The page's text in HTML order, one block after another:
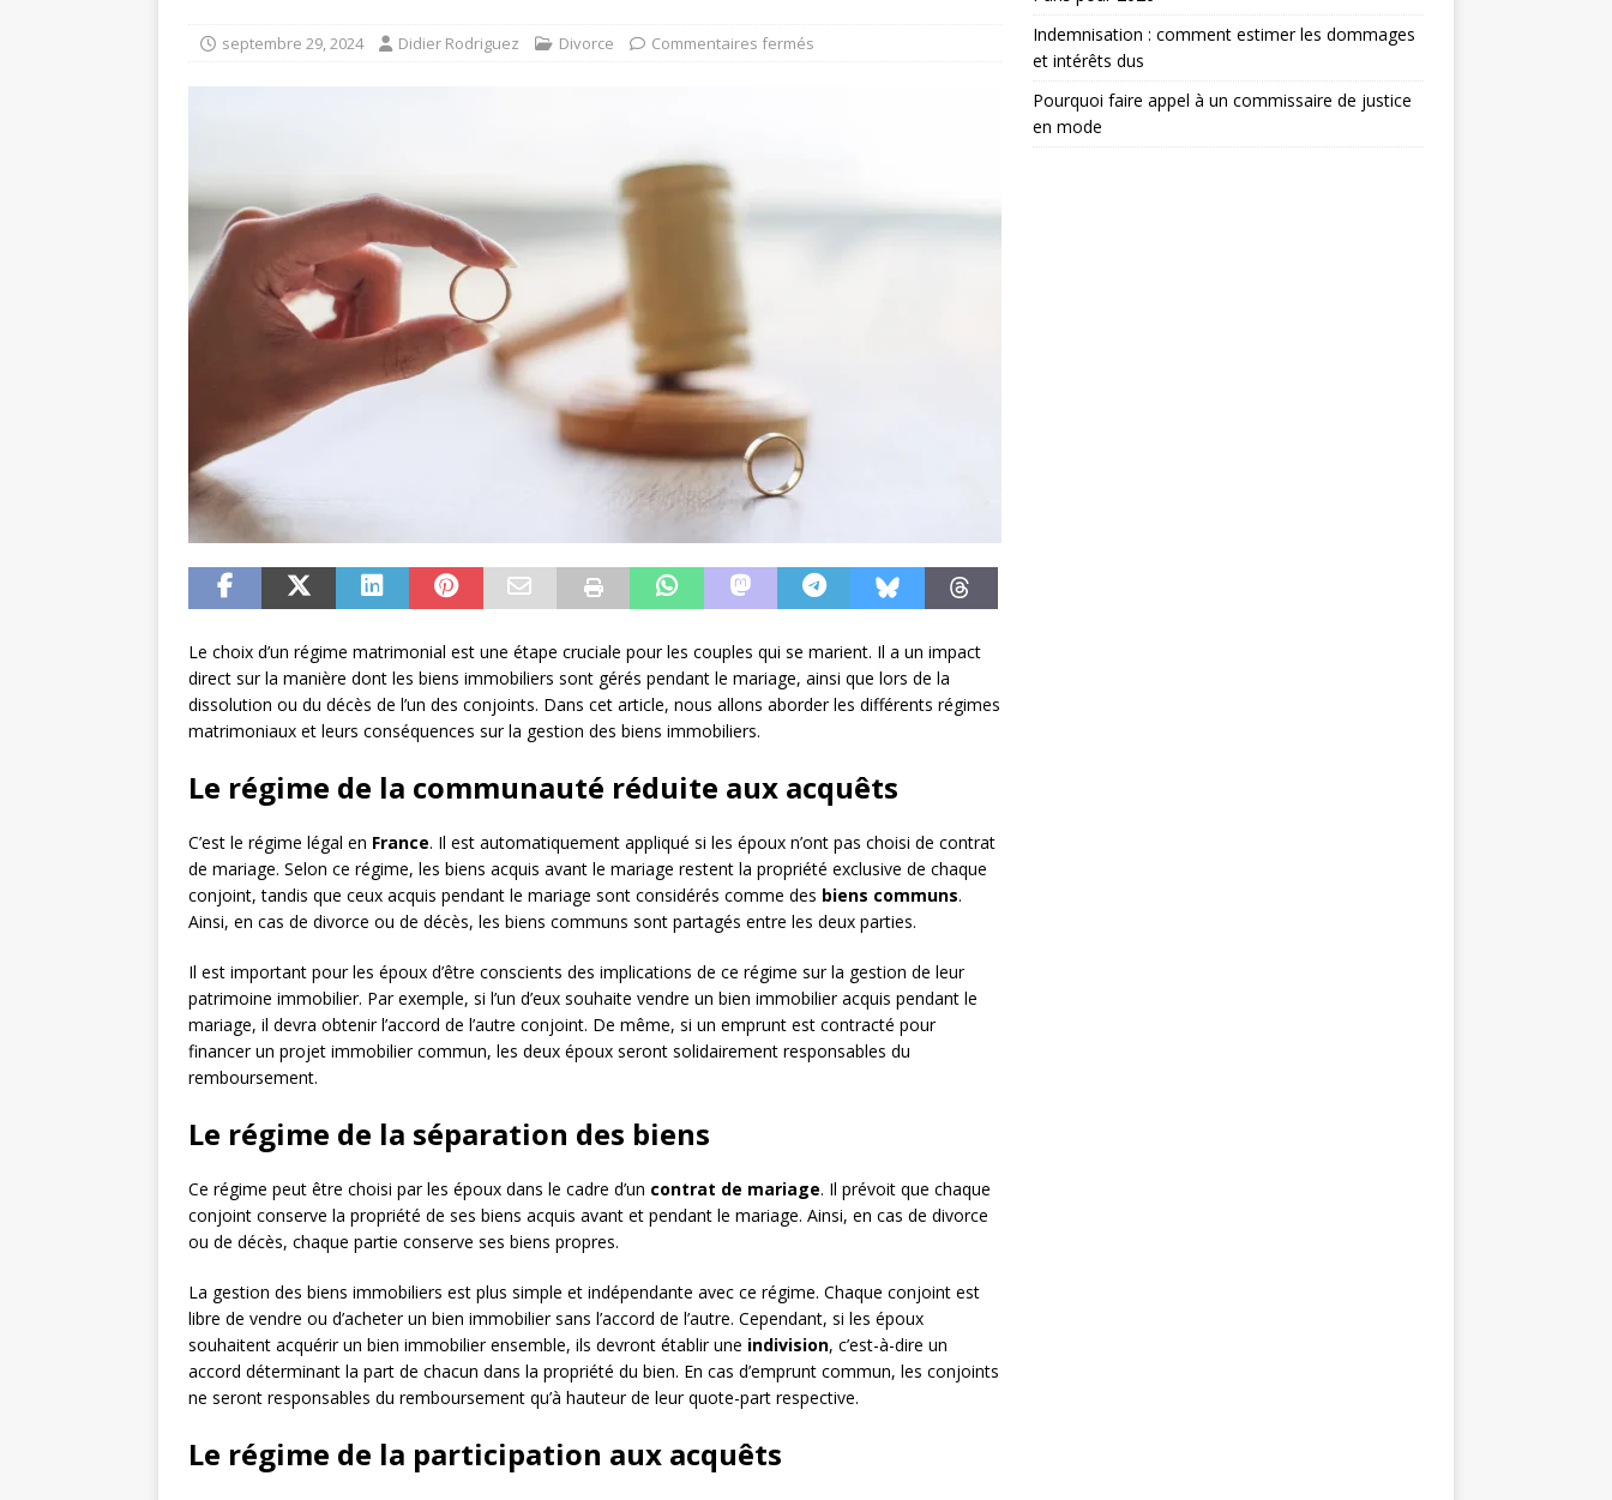
septembre 29, 2024 Didier Rodriguez Divorce Commentaires fermés
Le choix d’un régime matrimonial est une étape cruciale pour les couples qui se marient. Il a un impact
direct sur la manière dont les biens immobiliers sont gérés pendant le mariage, ainsi que lors de la
dissolution ou du décès de l’un des conjoints. Dans cet article, nous allons aborder les différents régimes
matrimoniaux et leurs conséquences sur la gestion des biens immobiliers.
Le régime de la communauté réduite aux acquêts
C’est le régime légal en France. Il est automatiquement appliqué si les époux n’ont pas choisi de contrat
de mariage. Selon ce régime, les biens acquis avant le mariage restent la propriété exclusive de chaque
conjoint, tandis que ceux acquis pendant le mariage sont considérés comme des biens communs.
Ainsi, en cas de divorce ou de décès, les biens communs sont partagés entre les deux parties.
Il est important pour les époux d’être conscients des implications de ce régime sur la gestion de leur
patrimoine immobilier. Par exemple, si l’un d’eux souhaite vendre un bien immobilier acquis pendant le
mariage, il devra obtenir l’accord de l’autre conjoint. De même, si un emprunt est contracté pour
financer un projet immobilier commun, les deux époux seront solidairement responsables du
remboursement.
Le régime de la séparation des biens
Ce régime peut être choisi par les époux dans le cadre d’un contrat de mariage. Il prévoit que chaque
conjoint conserve la propriété de ses biens acquis avant et pendant le mariage. Ainsi, en cas de divorce
ou de décès, chaque partie conserve ses biens propres.
La gestion des biens immobiliers est plus simple et indépendante avec ce régime. Chaque conjoint est
libre de vendre ou d’acheter un bien immobilier sans l’accord de l’autre. Cependant, si les époux
souhaitent acquérir un bien immobilier ensemble, ils devront établir une indivision, c’est-à-dire un
accord déterminant la part de chacun dans la propriété du bien. En cas d’emprunt commun, les conjoints
ne seront responsables du remboursement qu’à hauteur de leur quote-part respective.
Le régime de la participation aux acquêts
Indemnisation : comment estimer les dommages
et intérêts dus
Pourquoi faire appel à un commissaire de justice
en mode